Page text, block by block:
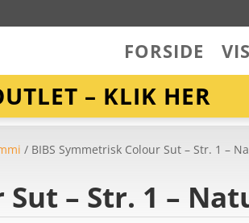
FORSIDE
– KLIK HER
/ BIBS Symmetrisk Colour Sut – Str. 1 –
– Str. 1 –